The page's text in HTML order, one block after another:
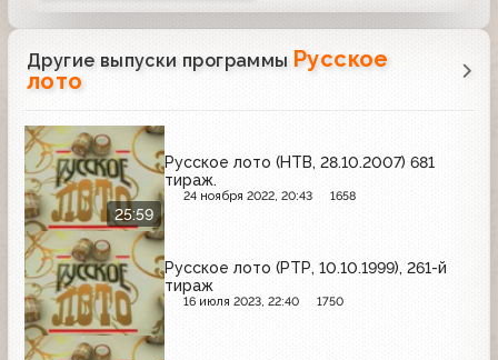
Другие выпуски программы Русское
лото
25:59
Русское лото (НТВ, 28.10.2007) 681
тираж.
24 ноября 2022, 20:43 1658
Русское лото (РТР, 10.10.1999), 261-й
тираж
16 июля 2023, 22:40 1750